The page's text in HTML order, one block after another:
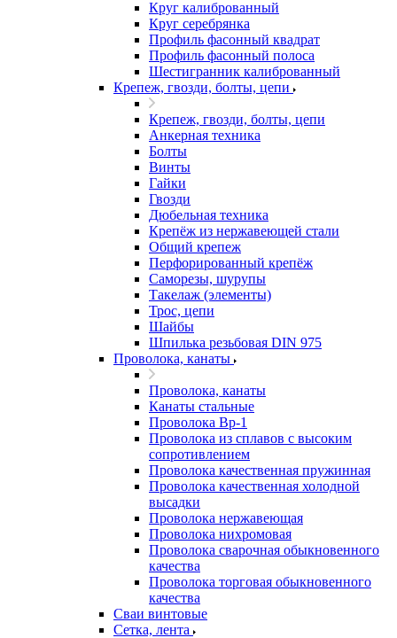
Круг калиброванный
Круг серебрянка
Профиль фасонный квадрат
Профиль фасонный полоса
Шестигранник калиброванный
Крепеж, гвозди, болты, цепи
Крепеж, гвозди, болты, цепи
Анкерная техника
Болты
Винты
Гайки
Гвозди
Дюбельная техника
Крепёж из нержавеющей стали
Общий крепеж
Перфорированный крепёж
Саморезы, шурупы
Такелаж (элементы)
Трос, цепи
Шайбы
Шпилька резьбовая DIN 975
Проволока, канаты
Проволока, канаты
Канаты стальные
Проволока Вр-1
Проволока из сплавов с высоким
сопротивлением
Проволока качественная пружинная
Проволока качественная холодной
высадки
Проволока нержавеющая
Проволока нихромовая
Проволока сварочная обыкновенного
качества
Проволока торговая обыкновенного
качества
Сваи винтовые
Сетка, лента